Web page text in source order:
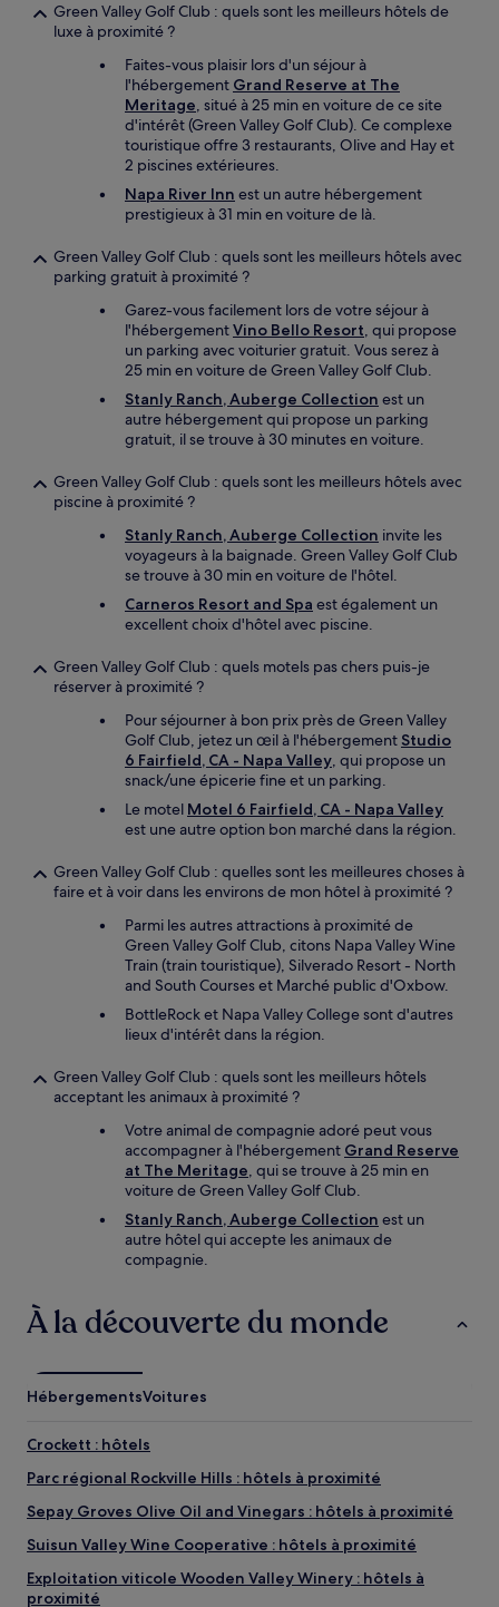
Green Valley Golf Club : quels sont les meilleurs hôtels de
luxe à proximité ?
Faites-vous plaisir lors d'un séjour à
l'hébergement Grand Reserve at The
Meritage, situé à 25 min en voiture de ce site
d'intérêt (Green Valley Golf Club). Ce complexe
touristique offre 3 restaurants, Olive and Hay et
2 piscines extérieures.
Napa River Inn est un autre hébergement
prestigieux à 31 min en voiture de là.
Green Valley Golf Club : quels sont les meilleurs hôtels avec
parking gratuit à proximité ?
Garez-vous facilement lors de votre séjour à
l'hébergementVino Bello Resort, qui propose
un parking avec voiturier gratuit. Vous serez à
25 min en voiture de Green Valley Golf Club.
Stanly Ranch, Auberge Collection est un
autre hébergement qui propose un parking
gratuit, il se trouve à 30 minutes en voiture.
Green Valley Golf Club : quels sont les meilleurs hôtels avec
piscine à proximité ?
Stanly Ranch, Auberge Collection invite les
voyageurs à la baignade. Green Valley Golf Club
se trouve à 30 min en voiture de l'hôtel.
Carneros Resort and Spa est également un
excellent choix d'hôtel avec piscine.
Green Valley Golf Club : quels motels pas chers puis-je
réserver à proximité ?
Pour séjourner à bon prix près de Green Valley
Golf Club, jetez un œil à l'hébergement Studio
6 Fairfield, CA - Napa Valley, qui propose un
snack/une épicerie fine et un parking.
Le motel Motel 6 Fairfield, CA - Napa Valley
est une autre option bon marché dans la région.
Green Valley Golf Club : quelles sont les meilleures choses à
faire et à voir dans les environs de mon hôtel à proximité ?
Parmi les autres attractions à proximité de
Green Valley Golf Club, citons Napa Valley Wine
Train (train touristique), Silverado Resort - North
and South Courses et Marché public d'Oxbow.
BottleRock et Napa Valley College sont d'autres
lieux d'intérêt dans la région.
Green Valley Golf Club : quels sont les meilleurs hôtels
acceptant les animaux à proximité ?
Votre animal de compagnie adoré peut vous
accompagner à l'hébergement Grand Reserve
at The Meritage, qui se trouve à 25 min en
voiture de Green Valley Golf Club.
Stanly Ranch, Auberge Collection est un
autre hôtel qui accepte les animaux de
compagnie.
À la découverte du monde
HébergementsVoitures
Crockett : hôtels
Parc régional Rockville Hills : hôtels à proximité
Sepay Groves Olive Oil and Vinegars : hôtels à proximité
Suisun Valley Wine Cooperative : hôtels à proximité
Exploitation viticole Wooden Valley Winery : hôtels à
proximité